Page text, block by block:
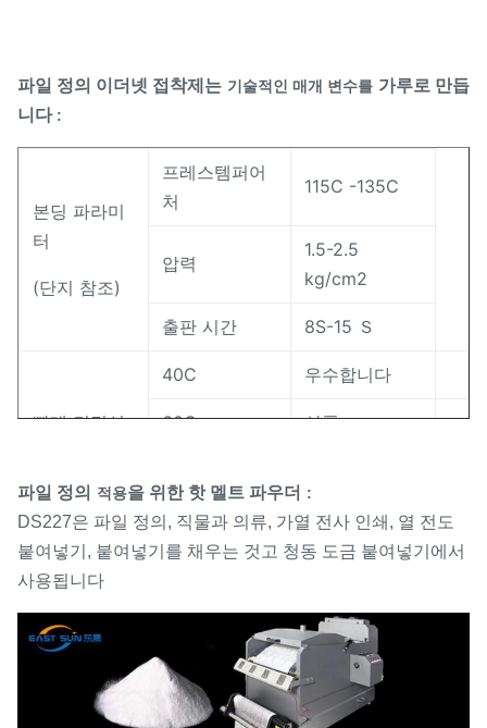
미
견고성
분말 크기 범위
0-80 um,80-170 um,150-
황색화 (수준)에 대한 저항
파일 정의 이더넷 접착제는 기술적인 매개 변수를 가루로 만듭
니다 :
본딩 파라미
터
(단지 참조)
프레스템퍼어
처
115C -135C
압력
1.5-2.5
kg/cm2
출판 시간 8S-15 Ｓ
빨래 견딜성
40C 우수합니다
60C 상품
파일 정의 적용을 위한 핫 멜트 파우더 :
DS227은 파일 정의, 직물과 의류, 가열 전사 인쇄, 열 전도
붙여넣기, 붙여넣기를 채우는 것고 청동 도금 붙여넣기에서
사용됩니다